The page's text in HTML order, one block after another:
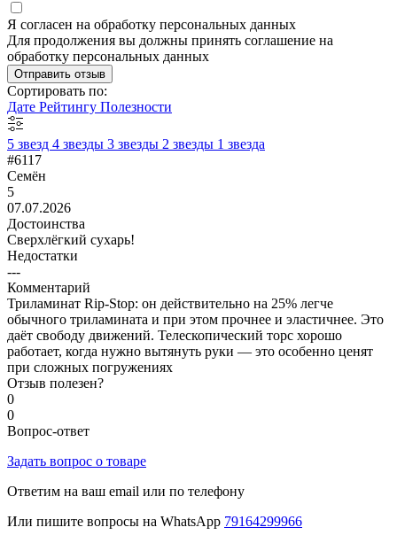
Я согласен на обработку персональных данных
Для продолжения вы должны принять соглашение на
обработку персональных данных
Отправить отзыв
Сортировать по:
Дате Рейтингу Полезности
5 звезд 4 звезды 3 звезды 2 звезды 1 звезда
#6117
Семён
5
07.07.2026
Достоинства
Сверхлёгкий сухарь!
Недостатки
---
Комментарий
Триламинат Rip-Stop: он действительно на 25% легче
обычного триламината и при этом прочнее и эластичнее. Это
даёт свободу движений. Телескопический торс хорошо
работает, когда нужно вытянуть руки — это особенно ценят
при сложных погружениях
Отзыв полезен?
0
0
Вопрос-ответ
Задать вопрос о товаре
Ответим на ваш email или по телефону
Или пишите вопросы на WhatsApp 79164299966